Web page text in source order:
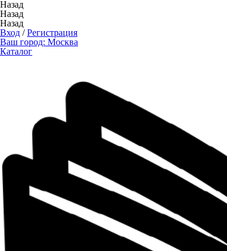
Назад
Назад
Назад
Вход /Регистрация
Ваш город: Москва
Каталог